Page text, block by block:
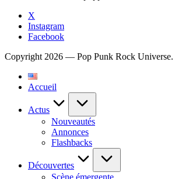
X
Instagram
Facebook
Copyright 2026 — Pop Punk Rock Universe.
Accueil
Actus
Nouveautés
Annonces
Flashbacks
Découvertes
Scène émergente